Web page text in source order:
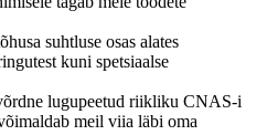
suhtluse osas alates
kuni spetsiaalse
lugupeetud riikliku CNAS-i
meil viia läbi oma